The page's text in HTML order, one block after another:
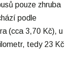
pouze zhruba
podle
(cca 3,70 Kč), u
tedy 23 Kč